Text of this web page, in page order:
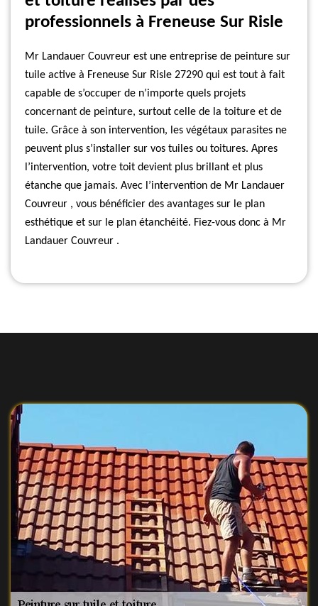
professionnels à Freneuse Sur Risle
Mr Landauer Couvreur est une entreprise de peinture sur
tuile active à Freneuse Sur Risle 27290 qui est tout à fait
capable de s’occuper de n’importe quels projets
concernant de peinture, surtout celle de la toiture et de
tuile. Grâce à son intervention, les végétaux parasites ne
peuvent plus s’installer sur vos tuiles ou toitures. Apres
l’intervention, votre toit devient plus brillant et plus
étanche que jamais. Avec l’intervention de Mr Landauer
Couvreur , vous bénéficier des avantages sur le plan
esthétique et sur le plan étanchéité. Fiez-vous donc à Mr
Landauer Couvreur .